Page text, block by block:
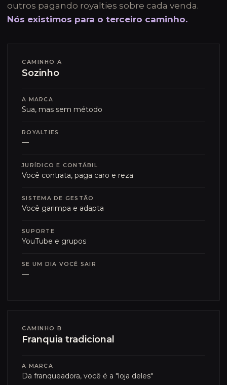
outros pagando royalties sobre cada venda.
Nós existimos para o terceiro caminho.
CAMINHO A
Sozinho
A MARCA
Sua, mas sem método
ROYALTIES
—
JURÍDICO E CONTÁBIL
Você contrata, paga caro e reza
SISTEMA DE GESTÃO
Você garimpa e adapta
SUPORTE
YouTube e grupos
SE UM DIA VOCÊ SAIR
—
CAMINHO B
Franquia tradicional
A MARCA
Da franqueadora, você é a "loja deles"